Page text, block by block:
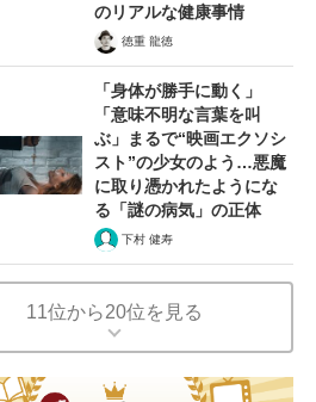
のリアルな健康事情
徳重 龍徳
「身体が勝手に動く」
「意味不明な言葉を叫
ぶ」まるで“映画エクソシ
スト”の少女のよう…悪魔
に取り憑かれたようにな
る「謎の病気」の正体
下村 健寿
11位から20位を見る